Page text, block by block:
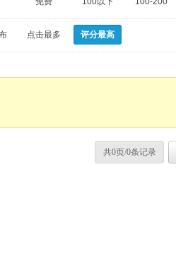
点击最多 评分最高
共0页/0条记录